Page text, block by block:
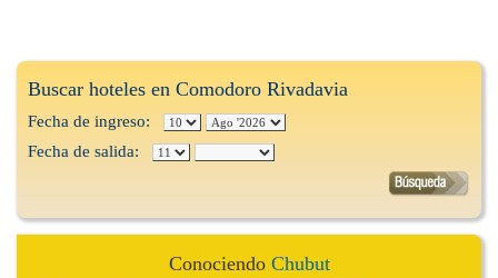
Buscar hoteles en Comodoro Rivadavia
Fecha de ingreso:
Fecha de salida:
Conociendo Chubut